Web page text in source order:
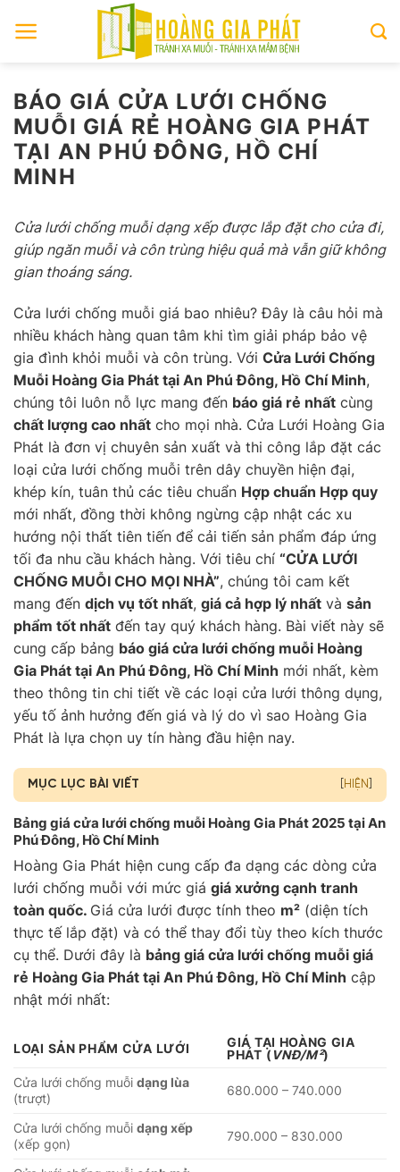
BÁO GIÁ CỬA LƯỚI CHỐNG
MUỖI GIÁ RẺ HOÀNG GIA PHÁT
TẠI AN PHÚ ĐÔNG, HỒ CHÍ
MINH
Cửa lưới chống muỗi dạng xếp được lắp đặt cho cửa đi,
giúp ngăn muỗi và côn trùng hiệu quả mà vẫn giữ không
gian thoáng sáng.
Cửa lưới chống muỗi giá bao nhiêu? Đây là câu hỏi mà
nhiều khách hàng quan tâm khi tìm giải pháp bảo vệ
gia đình khỏi muỗi và côn trùng. Với Cửa Lưới Chống
Muỗi Hoàng Gia Phát tại An Phú Đông, Hồ Chí Minh,
chúng tôi luôn nỗ lực mang đến báo giá rẻ nhất cùng
chất lượng cao nhất cho mọi nhà. Cửa Lưới Hoàng Gia
Phát là đơn vị chuyên sản xuất và thi công lắp đặt các
loại cửa lưới chống muỗi trên dây chuyền hiện đại,
khép kín, tuân thủ các tiêu chuẩn Hợp chuẩn Hợp quy
mới nhất, đồng thời không ngừng cập nhật các xu
hướng nội thất tiên tiến để cải tiến sản phẩm đáp ứng
tối đa nhu cầu khách hàng. Với tiêu chí “CỬA LƯỚI
CHỐNG MUỖI CHO MỌI NHÀ”, chúng tôi cam kết
mang đến dịch vụ tốt nhất, giá cả hợp lý nhất và sản
phẩm tốt nhất đến tay quý khách hàng. Bài viết này sẽ
cung cấp bảng báo giá cửa lưới chống muỗi Hoàng
Gia Phát tại An Phú Đông, Hồ Chí Minh mới nhất, kèm
theo thông tin chi tiết về các loại cửa lưới thông dụng,
yếu tố ảnh hưởng đến giá và lý do vì sao Hoàng Gia
Phát là lựa chọn uy tín hàng đầu hiện nay.
MỤC LỤC BÀI VIẾT HIỆN
Bảng giá cửa lưới chống muỗi Hoàng Gia Phát 2025 tại An
Phú Đông, Hồ Chí Minh
Hoàng Gia Phát hiện cung cấp đa dạng các dòng cửa
lưới chống muỗi với mức giá giá xưởng cạnh tranh
toàn quốc. Giá cửa lưới được tính theo m² (diện tích
thực tế lắp đặt) và có thể thay đổi tùy theo kích thước
cụ thể. Dưới đây là bảng giá cửa lưới chống muỗi giá
rẻ Hoàng Gia Phát tại An Phú Đông, Hồ Chí Minh cập
nhật mới nhất:
LOẠI SẢN PHẨM CỬA LƯỚI
GIÁ TẠI HOÀNG GIA
PHÁT ( VNĐ/M²)
Cửa lưới chống muỗi dạng lùa
(trượt)
680.000 – 740.000
Cửa lưới chống muỗi dạng xếp
(xếp gọn)
790.000 – 830.000